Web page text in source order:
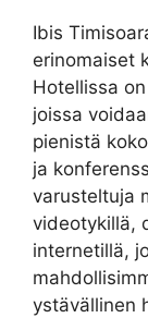
Ibis
erinomaiset
Hotellissa
joissa
pienistä
ja
varusteltuja
videotykillä,
internetillä,
ystävällinen